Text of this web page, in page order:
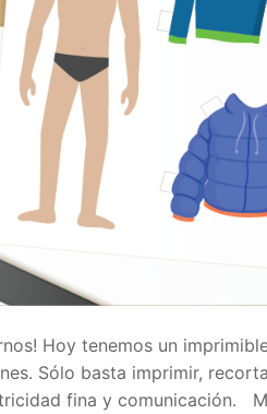
Hoy tenemos un
Sólo basta imprimir,
fina y comunicación.